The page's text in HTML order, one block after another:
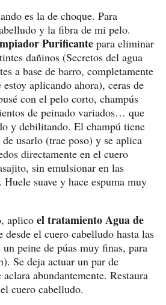
es la de choque. Para
y la fibra de mi pelo.
Purificante para eliminar
dañinos (Secretos del agua
a base de barro, completamente
aplicando ahora), ceras de
con el pelo corto, champús
de peinado variados… que
y debilitando. El champú tiene
usarlo (trae poso) y se aplica
directamente en el cuero
sin emulsionar en las
Huele suave y hace espuma muy
aplico el tratamiento Agua de
desde el cuero cabelludo hasta las
peine de púas muy finas, para
Se deja actuar un par de
abundantemente. Restaura
cuero cabelludo.